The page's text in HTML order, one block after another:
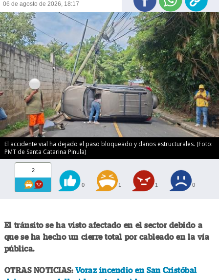
06 de agosto de 2026, 18:17
El accidente vial ha dejado el paso bloqueado y daños estructurales. (Foto:
PMT de Santa Catarina Pinula)
2
0 1 1 0
El tránsito se ha visto afectado en el sector debido a
que se ha hecho un cierre total por cableado en la vía
pública.
OTRAS NOTICIAS: Voraz incendio en San Cristóbal